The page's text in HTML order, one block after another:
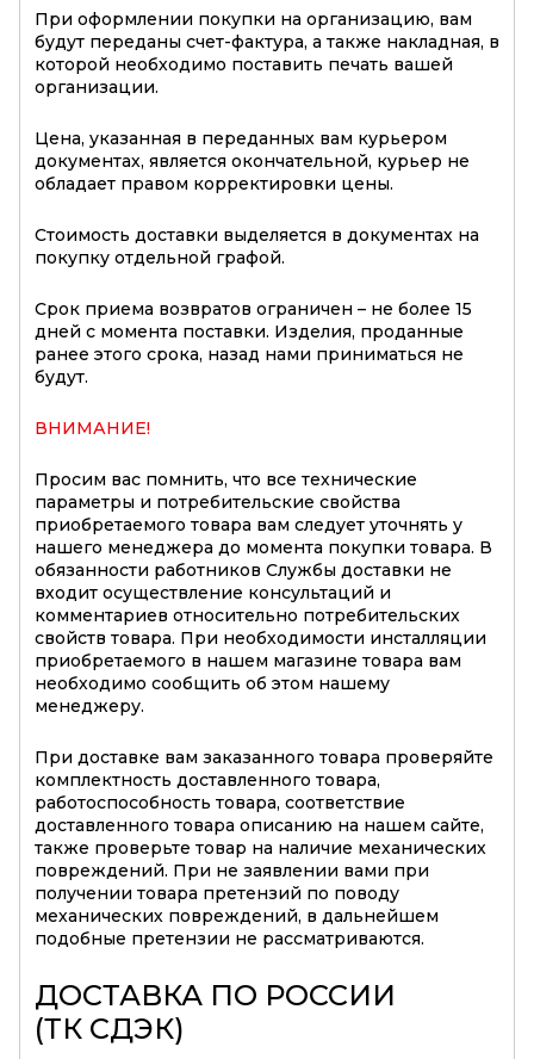
При оформлении покупки на организацию, вам
будут переданы счет-фактура, а также накладная, в
которой необходимо поставить печать вашей
организации.
Цена, указанная в переданных вам курьером
документах, является окончательной, курьер не
обладает правом корректировки цены.
Стоимость доставки выделяется в документах на
покупку отдельной графой.
Срок приема возвратов ограничен – не более 15
дней с момента поставки. Изделия, проданные
ранее этого срока, назад нами приниматься не
будут.
ВНИМАНИЕ!
Просим вас помнить, что все технические
параметры и потребительские свойства
приобретаемого товара вам следует уточнять у
нашего менеджера до момента покупки товара. В
обязанности работников Службы доставки не
входит осуществление консультаций и
комментариев относительно потребительских
свойств товара. При необходимости инсталляции
приобретаемого в нашем магазине товара вам
необходимо сообщить об этом нашему
менеджеру.
При доставке вам заказанного товара проверяйте
комплектность доставленного товара,
работоспособность товара, соответствие
доставленного товара описанию на нашем сайте,
также проверьте товар на наличие механических
повреждений. При не заявлении вами при
получении товара претензий по поводу
механических повреждений, в дальнейшем
подобные претензии не рассматриваются.
ДОСТАВКА ПО РОССИИ
(ТК СДЭК)